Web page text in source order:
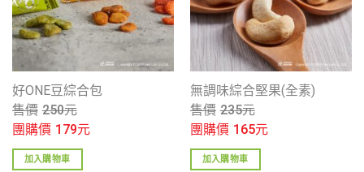
好ONE豆綜合包
售價 250元
團購價 179元
加入購物車
無調味綜合堅果(全素)
售價 235元
團購價 165元
加入購物車